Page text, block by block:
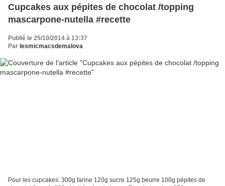
Cupcakes aux pépites de chocolat /topping
mascarpone-nutella #recette
Publié le 25/10/2014 à 13:37
Par lesmicmacsdemalova
Pour les cupcakes: 300g farine 120g sucre 125g beurre 100g pépites de